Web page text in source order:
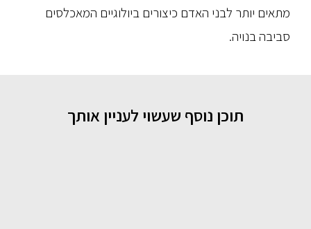
מתאים יותר לבני האדם כיצורים ביולוגיים המאכלסים
סביבה בנויה.
תוכן נוסף שעשוי לעניין אותך